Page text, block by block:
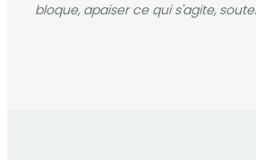
bloque, apaiser ce qui s'agite,